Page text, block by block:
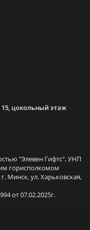
15, цокольный этаж
"Элевен Гифтс", УНП
горисполкомом
Минск, ул. Харьковская,
от 07.02.2025г.